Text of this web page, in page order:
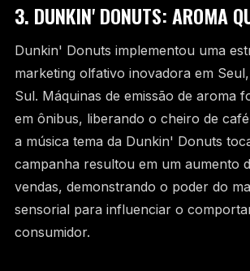
3. DUNKIN' DONUTS: AROMA
Dunkin' Donuts implementou uma
marketing olfativo inovadora em
Sul. Máquinas de emissão de aroma
em ônibus, liberando o cheiro de
a música tema da Dunkin' Donuts
campanha resultou em um aumento
vendas, demonstrando o poder do
sensorial para influenciar o
consumidor.